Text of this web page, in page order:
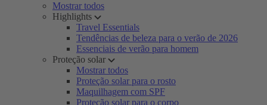
Mostrar todos
Highlights
Travel Essentials
Tendências de beleza para o verão de 2026
Essenciais de verão para homem
Proteção solar
Mostrar todos
Proteção solar para o rosto
Maquilhagem com SPF
Proteção solar para o corpo